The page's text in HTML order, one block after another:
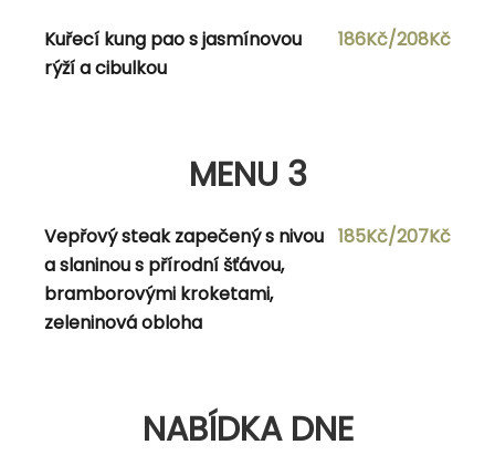
přelivem a oblohou
Vepřová játra po anglicku s hranolkami,
tatarskou omáčkou a listovým salátem
Kuřecí kung pao s jasmínovou
rýží a cibulkou
186Kč/208Kč
MENU 3
Vepřový steak zapečený s nivou
a slaninou s přírodní šťávou,
bramborovými kroketami,
zeleninová obloha
185Kč/207Kč
NABÍDKA DNE